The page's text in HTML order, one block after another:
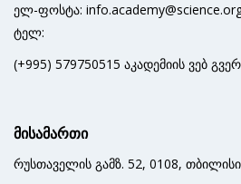
ელ-ფოსტა:
ტელ:
(+995) 579750515 აკადემიის ვებ
მისამართი
რუსთაველის გამზ. 52, 0108,